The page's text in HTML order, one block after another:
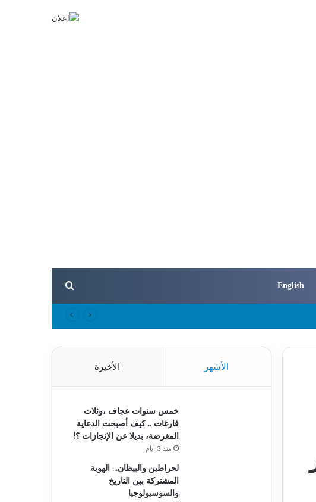
English بحث عن
الأشهر الأخيرة
خمس سنوات عجاف ،وثلاث
فارغات .. كيف أصبحت الدعاية
المغرضة، بديلا عن الإنجازات ؟!
منذ 3 أيام
لحراطين والبيظان… الهوية
المشتركة بين التاريخ
والسوسيولوجيا